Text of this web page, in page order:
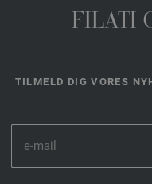
FILATI
TILMELD DIG VORES